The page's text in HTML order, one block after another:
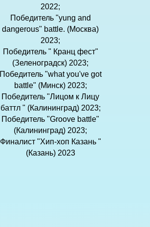
2022;
Победитель "yung and
dangerous" battle. (Москва)
2023;
Победитель " Кранц фест"
(Зеленоградск) 2023;
Победитель "what you've got
battle" (Минск) 2023;
Победитель "Лицом к Лицу
баттл " (Калининград) 2023;
Победитель "Groove battle"
(Калининград) 2023;
Финалист "Хип-хоп Казань "
(Казань) 2023